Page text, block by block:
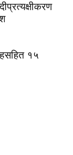
१५